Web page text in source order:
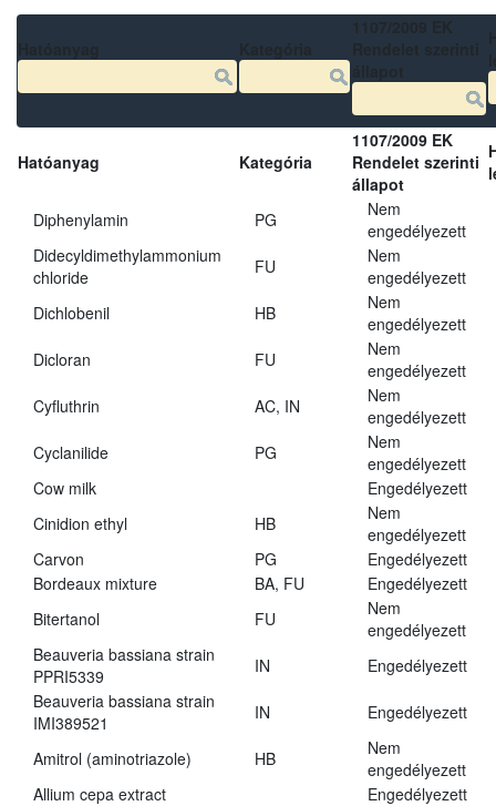
Hatóanyag Kategória
1107/2009 EK
Rendelet szerinti
állapot
Diphenylamin PG
Nem
engedélyezett
Didecyldimethylammonium
chloride
FU
Nem
engedélyezett
Dichlobenil
HB
Nem
engedélyezett
Dicloran
FU
Nem
engedélyezett
Cyfluthrin
AC, IN
Nem
engedélyezett
Cyclanilide
PG
Nem
engedélyezett
Cow milk
Engedélyezett
Cinidion ethyl
HB
Nem
engedélyezett
Carvon
PG
Engedélyezett
Bordeaux mixture
BA, FU
Engedélyezett
Bitertanol
FU
Nem
engedélyezett
Beauveria bassiana strain
PPRI5339
IN
Engedélyezett
Beauveria bassiana strain
IMI389521
IN Engedélyezett
Amitrol (aminotriazole) HB
Nem
engedélyezett
Allium cepa extract
Engedélyezett